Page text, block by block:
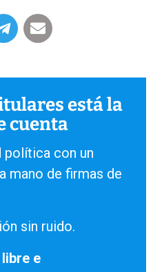
está la
cuenta
política con un
mano de firmas de
sin ruido.
e